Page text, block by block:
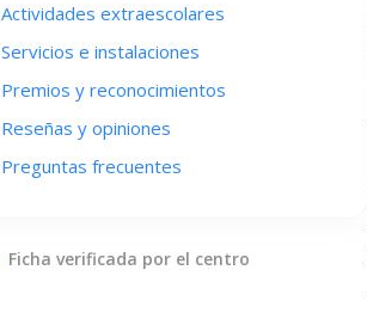
Actividades extraescolares
Servicios e instalaciones
Premios y reconocimientos
Reseñas y opiniones
Preguntas frecuentes
Ficha verificada por el centro